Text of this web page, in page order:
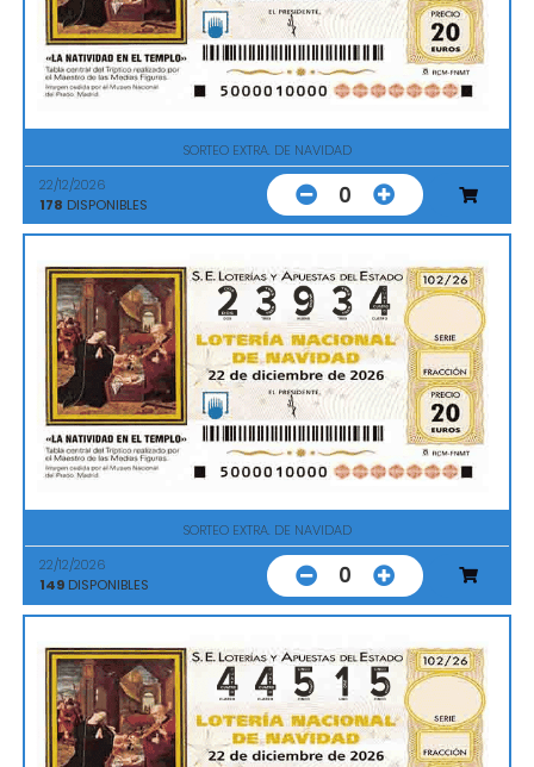
SORTEO EXTRA. DE NAVIDAD
22/12/2026
178 DISPONIBLES 0
SORTEO EXTRA. DE NAVIDAD
22/12/2026
149 DISPONIBLES 0